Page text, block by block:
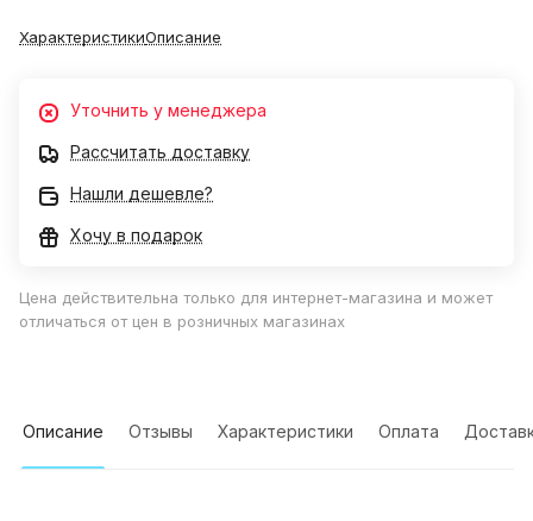
ХарактеристикиОписание
Уточнить у менеджера
Рассчитать доставку
Нашли дешевле?
Хочу в подарок
Цена действительна только для интернет-магазина и может
отличаться от цен в розничных магазинах
Описание Отзывы Характеристики Оплата